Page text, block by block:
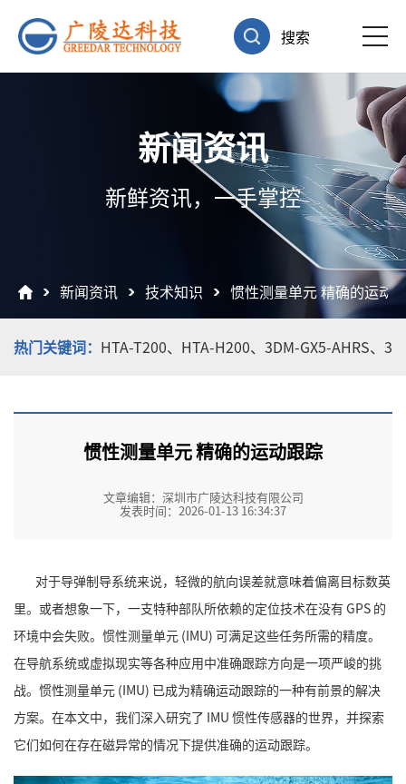
搜索
新闻资讯
新鲜资讯，一手掌控
新闻资讯 技术知识 惯性测量单元 精确的运动
热门关键词： HTA-T200、 HTA-H200、 3DM-GX5-AHRS、
惯性测量单元 精确的运动跟踪
文章编辑：深圳市广陵达科技有限公司
发表时间：2026-01-13 16:34:37
对于导弹制导系统来说，轻微的航向误差就意味着偏离目标数英
里。或者想象一下，一支特种部队所依赖的定位技术在没有 GPS 的
环境中会失败。 惯性测量单元 (IMU) 可满足这些任务所需的精度。
在导航系统或虚拟现实等各种应用中准确跟踪方向是一项严峻的挑
战。惯性测量单元 (IMU) 已成为精确运动跟踪的一种有前景的解决
方案。在本文中，我们深入研究了 IMU 惯性传感器的世界，并探索
它们如何在存在磁异常的情况下提供准确的运动跟踪。